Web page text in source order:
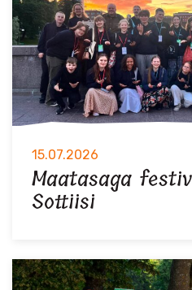
15.07.2026
Maatasaga
Sottiisi